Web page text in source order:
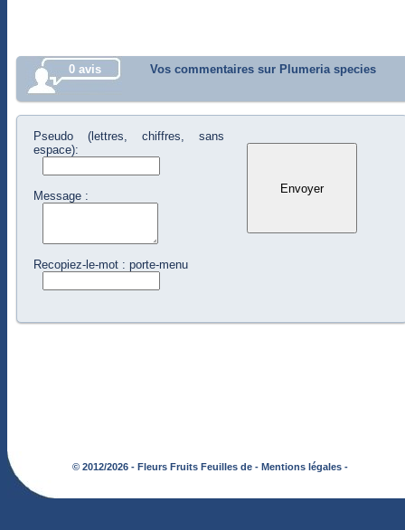
0 avis Vos commentaires sur Plumeria species
Pseudo (lettres, chiffres, sans
espace):
Message :
Recopiez-le-mot : porte-menu
© 2012/2026 - Fleurs Fruits Feuilles de - Mentions légales -